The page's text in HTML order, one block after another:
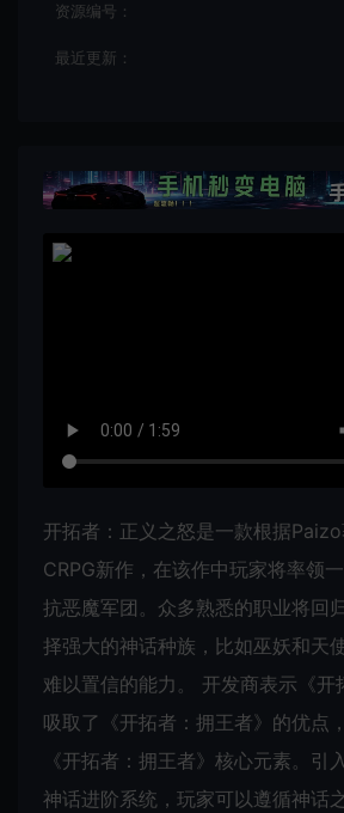
资源编号：
最近更新：
开拓者：正义之怒是一款根据
CRPG新作，在该作中玩家将率领
抗恶魔军团。众多熟悉的职业将回
择强大的神话种族，比如巫妖和天
难以置信的能力。 开发商表示《开
吸取了《开拓者：拥王者》的优点
《开拓者：拥王者》核心元素。引
神话进阶系统，玩家可以遵循神话